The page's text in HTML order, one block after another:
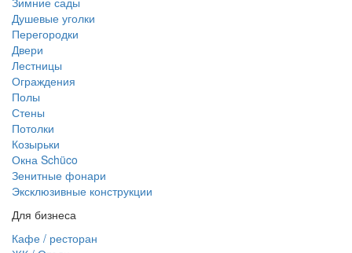
Душевые уголки
Перегородки
Двери
Лестницы
Ограждения
Полы
Стены
Потолки
Козырьки
Окна Schüco
Зенитные фонари
Эксклюзивные конструкции
Для бизнеса
Кафе / ресторан